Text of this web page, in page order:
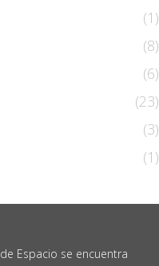
(1)
(8)
(6)
(23)
(3)
(1)
Espacio se encuentra